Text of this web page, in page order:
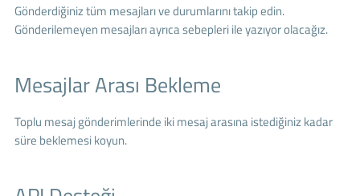
Gönderdiğiniz tüm mesajları ve durumlarını takip edin.
Gönderilemeyen mesajları ayrıca sebepleri ile yazıyor olacağız.
Mesajlar Arası Bekleme
Toplu mesaj gönderimlerinde iki mesaj arasına istediğiniz kadar
süre beklemesi koyun.